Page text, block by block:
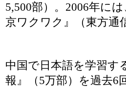
5,500部）。2006年に
京ワクワク』（東方通
中国で日本語を学習す
報』（5万部）を過去6